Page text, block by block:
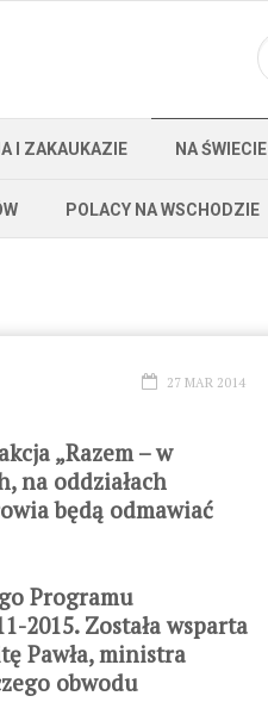
I ZAKAUKAZIE NA ŚWIECIE
POLACY NA WSCHODZIE
27 MAR 2014
„Razem – w
na oddziałach
będą odmawiać
Programu
2015. Została wsparta
Pawła, ministra
obwodu